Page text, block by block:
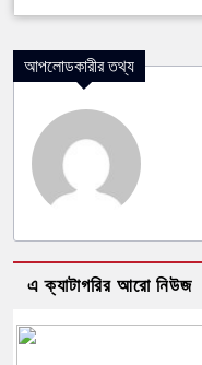
আপলোডকারীর তথ্য
এ ক্যাটাগরির আরো নিউজ